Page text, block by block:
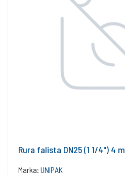
Rura falista DN25 (1 1/4'') 4 m
Marka: UNIPAK